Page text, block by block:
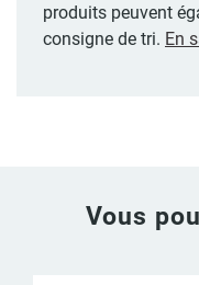
produits peuvent
consigne de tri. En
Vous